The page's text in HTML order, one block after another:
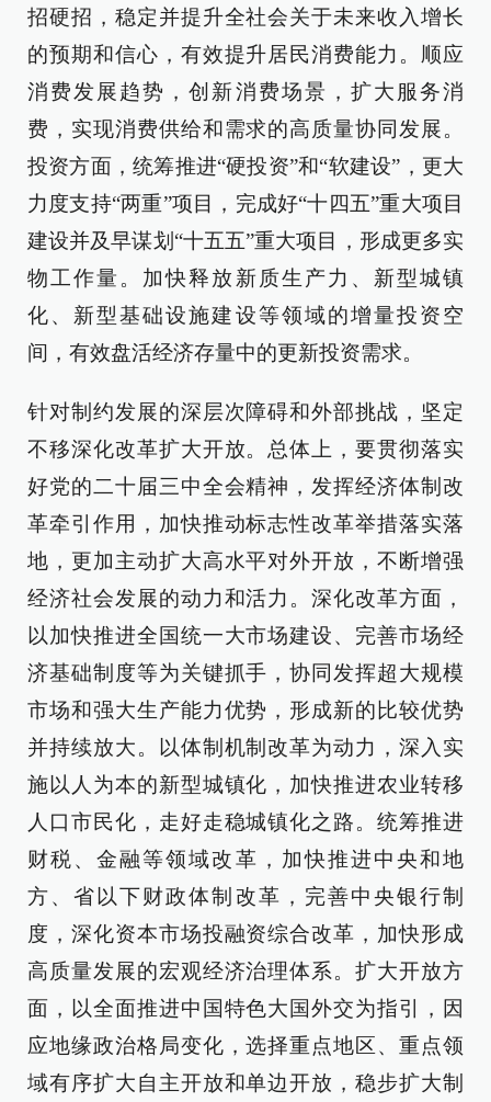
招硬招，稳定并提升全社会关于未来收入增长
的预期和信心，有效提升居民消费能力。顺应
消费发展趋势，创新消费场景，扩大服务消
费，实现消费供给和需求的高质量协同发展。
投资方面，统筹推进“硬投资”和“软建设”，更大
力度支持“两重”项目，完成好“十四五”重大项目
建设并及早谋划“十五五”重大项目，形成更多实
物工作量。加快释放新质生产力、新型城镇
化、新型基础设施建设等领域的增量投资空
间，有效盘活经济存量中的更新投资需求。
针对制约发展的深层次障碍和外部挑战，坚定
不移深化改革扩大开放。总体上，要贯彻落实
好党的二十届三中全会精神，发挥经济体制改
革牵引作用，加快推动标志性改革举措落实落
地，更加主动扩大高水平对外开放，不断增强
经济社会发展的动力和活力。深化改革方面，
以加快推进全国统一大市场建设、完善市场经
济基础制度等为关键抓手，协同发挥超大规模
市场和强大生产能力优势，形成新的比较优势
并持续放大。以体制机制改革为动力，深入实
施以人为本的新型城镇化，加快推进农业转移
人口市民化，走好走稳城镇化之路。统筹推进
财税、金融等领域改革，加快推进中央和地
方、省以下财政体制改革，完善中央银行制
度，深化资本市场投融资综合改革，加快形成
高质量发展的宏观经济治理体系。扩大开放方
面，以全面推进中国特色大国外交为指引，因
应地缘政治格局变化，选择重点地区、重点领
域有序扩大自主开放和单边开放，稳步扩大制